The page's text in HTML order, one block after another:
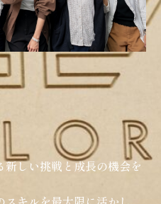
しい挑戦と成長の機会を